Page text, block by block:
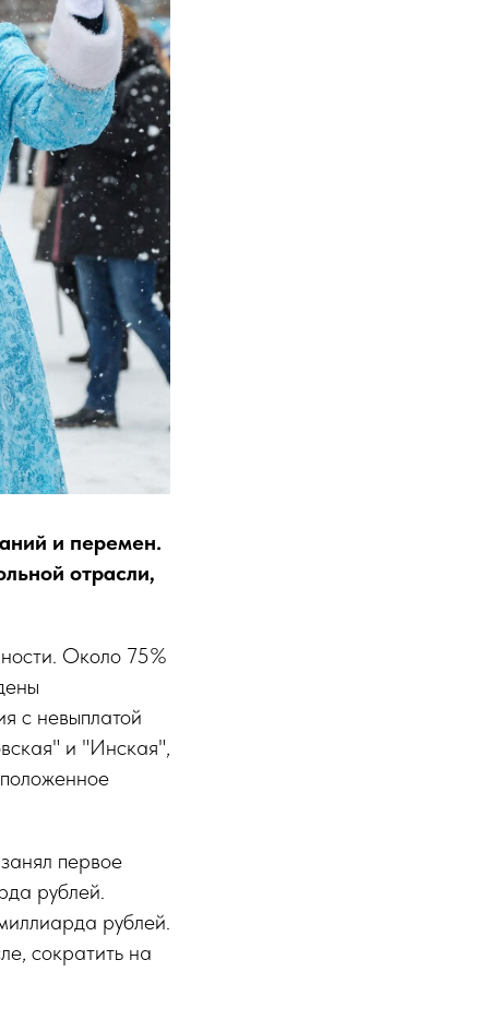
и перемен.
отрасли,
Около 75%
с невыплатой
и "Инская",
первое
рублей.
рублей.
сократить на